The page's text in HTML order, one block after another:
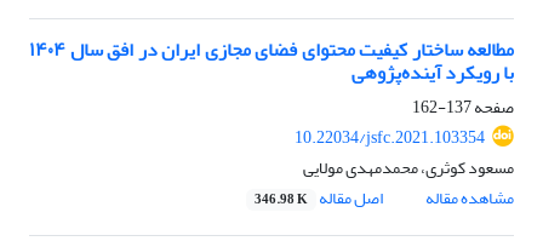
مطالعه‌ ساختار کیفیت محتوای فضای مجازی ایران در افق سال ۱۴۰۴
با رویکرد آینده‌پژوهی
صفحه137-162
10.22034/jsfc.2021.103354
مسعود کوثری، محمدمهدی مولایی
مشاهده مقاله
اصل مقاله 346.98 K